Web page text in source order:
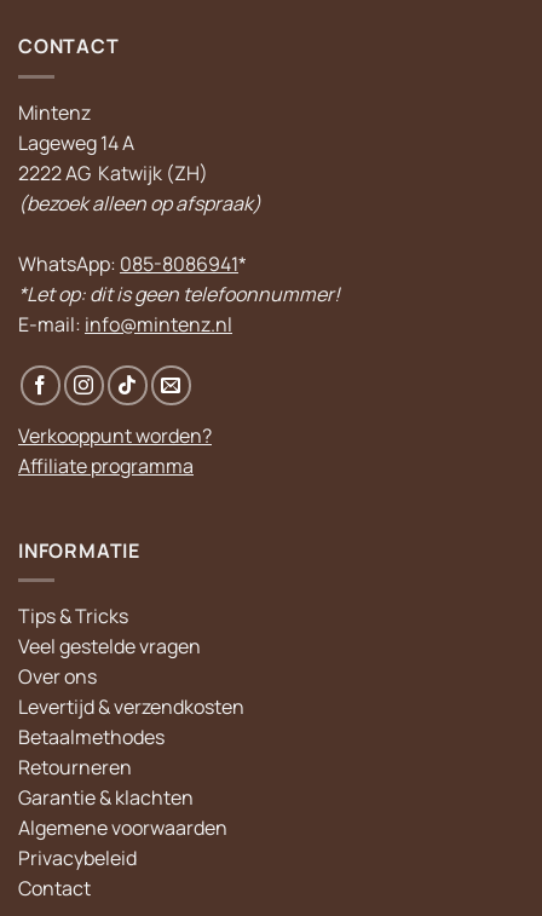
CONTACT
Mintenz
Lageweg 14 A
2222 AG Katwijk (ZH)
(bezoek alleen op afspraak)
WhatsApp: 085-8086941*
*Let op: dit is geen telefoonnummer!
E-mail: info@mintenz.nl
Verkooppunt worden?
Affiliate programma
INFORMATIE
Tips & Tricks
Veel gestelde vragen
Over ons
Levertijd & verzendkosten
Betaalmethodes
Retourneren
Garantie & klachten
Algemene voorwaarden
Privacybeleid
Contact